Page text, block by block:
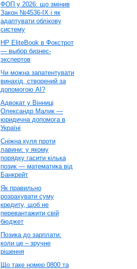
ФОП у 2026: що змінив
Закон №4536-IX і як
адаптувати облікову
систему
HP EliteBook в Фокстрот
— выбор бизнес-
экспертов
Чи можна запатентувати
винахід, створений за
допомогою AI?
Адвокат у Вінниці
Олександр Малик —
юридична допомога в
Україні
Сніжна куля проти
лавини: у якому
порядку гасити кілька
позик — математика від
Банкрейт
Як правильно
розрахувати суму
кредиту, щоб не
перевантажити свій
бюджет
Позика до зарплати:
коли це – зручне
рішення
Що таке номер 0800 та